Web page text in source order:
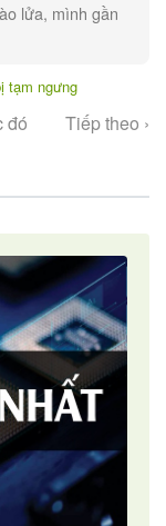
lửa, mình gần
tạm ngưng
đó Tiếp theo ›